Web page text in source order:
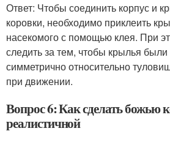
Ответ: Чтобы соединить корпус и
коровки, необходимо приклеить
насекомого с помощью клея. При
следить за тем, чтобы крылья
симметрично относительно
при движении.
Вопрос 6: Как сделать божью
реалистичной